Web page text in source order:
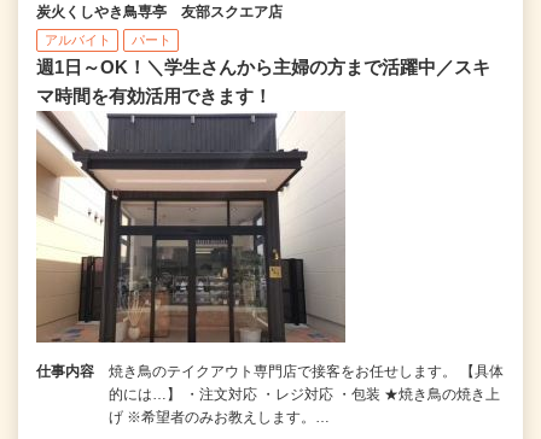
炭火くしやき鳥専亭 友部スクエア店
アルバイト パート
週1日～OK！＼学生さんから主婦の方まで活躍中／スキ
マ時間を有効活用できます！
仕事内容
焼き鳥のテイクアウト専門店で接客をお任せします。 【具体
的には…】 ・注文対応 ・レジ対応 ・包装 ★焼き鳥の焼き上
げ ※希望者のみお教えします。…